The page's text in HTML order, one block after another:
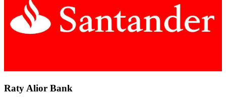
Raty Alior Bank